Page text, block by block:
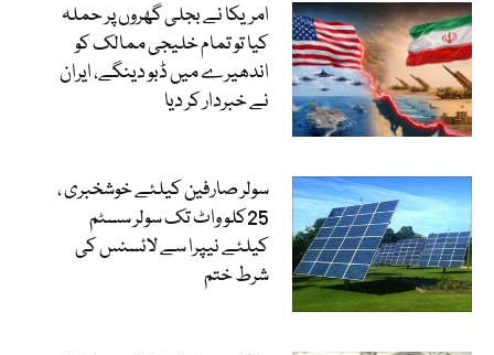
امریکا نے بجلی گھروں پر حملہ
کیا تو تمام خلیجی ممالک کو
اندھیرے میں ڈبو دینگے، ایران
نے خبردار کر دیا
سولر صارفین کیلئے خوشخبری ،
25کلو واٹ تک سولر سسٹم
کیلئے نیپرا سے لائسنس کی
شرط ختم